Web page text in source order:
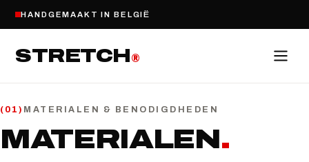
HANDGEMAAKT IN BELGIË
STRETCH®
( 01) MATERIALEN & BENODIGDHEDEN
MATERIALEN .